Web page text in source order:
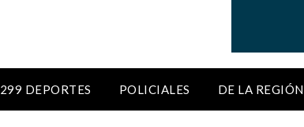
299 DEPORTES POLICIALES DE LA REGIÓN